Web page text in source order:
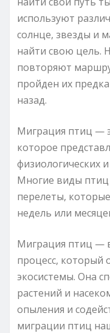
используют
солнце, звезды и
найти свою цель.
повторяют
пройден их
назад.
Миграция птиц —
которое
физиологических
Многие виды
перелеты,
недель или
Миграция птиц —
процесс, который
экосистемы. Она
растений и
опыления и
миграции птиц